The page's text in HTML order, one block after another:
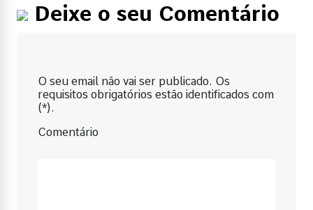
Deixe o seu Comentário
O seu email não vai ser publicado. Os
requisitos obrigatórios estão identificados com
(*).
Comentário